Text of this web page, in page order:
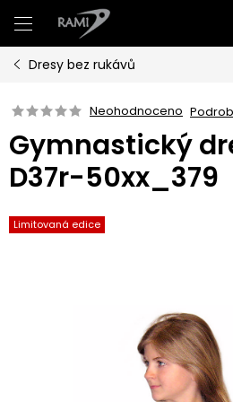
na
obsah
Dresy bez rukávů
Neohodnoceno
Gymnastický
D37r-50xx_379
Limitovaná edice